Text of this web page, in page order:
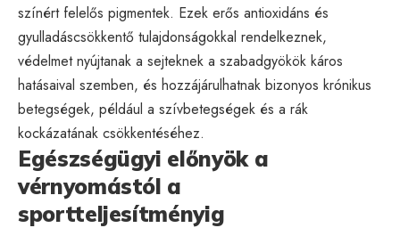
színért felelős pigmentek. Ezek erős antioxidáns és
gyulladáscsökkentő tulajdonságokkal rendelkeznek,
védelmet nyújtanak a sejteknek a szabadgyökök káros
hatásaival szemben, és hozzájárulhatnak bizonyos krónikus
betegségek, például a szívbetegségek és a rák
kockázatának csökkentéséhez.
Egészségügyi előnyök a
vérnyomástól a
sportteljesítményig